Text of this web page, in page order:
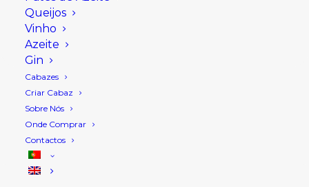
Queijos
Vinho
Azeite
Gin
Cabazes
Criar Cabaz
Sobre Nós
Onde Comprar
Contactos